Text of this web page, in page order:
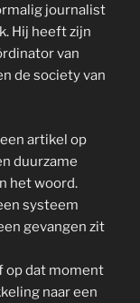
journalist
Hij heeft zijn
van
de society van
artikel op
duurzame
het woord.
systeem
gevangen zit
op dat moment
naar een